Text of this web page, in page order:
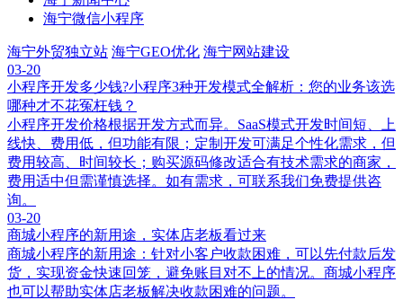
海宁微信小程序
海宁外贸独立站 海宁GEO优化 海宁网站建设
03-20
‌小程序开发多少钱?‌小程序3种开发模式全解析：您的业务该选
哪种才不花冤枉钱？
小程序开发价格根据开发方式而异。SaaS模式开发时间短、上
线快、费用低，但功能有限；定制开发可满足个性化需求，但
费用较高、时间较长；购买源码修改适合有技术需求的商家，
费用适中但需谨慎选择。如有需求，可联系我们免费提供咨
询。
03-20
商城小程序的新用途，实体店老板看过来
商城小程序的新用途：针对小客户收款困难，可以先付款后发
货，实现资金快速回笼，避免账目对不上的情况。商城小程序
也可以帮助实体店老板解决收款困难的问题。